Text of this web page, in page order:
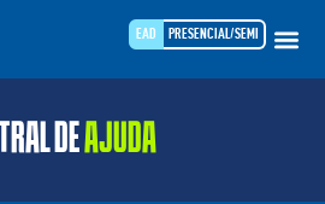
EAD PRESENCIAL/SEMI
DEAJUDA